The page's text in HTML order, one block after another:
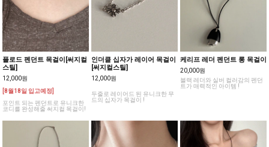
플로드 펜던트 목걸이[써지컬
스틸]
12,000원
[8월18일 입고예정]
포인트 되는 펜던트로 유니크한
코디를 완성해줄 써지컬 목걸이!
인더클 십자가 레이어 목걸이
[써지컬스틸]
12,000원
두줄로 레이어드 된 유니크한 무
드의 십자가 목걸이 !
케리프 레더 펜던트 롱 목걸이
20,000원
블랙 레더와 실버 컬러감의 펜던
트가 매력적인 아이템 !